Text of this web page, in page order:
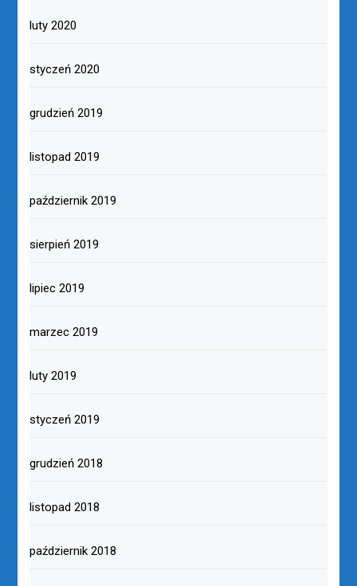
luty 2020
styczeń 2020
grudzień 2019
listopad 2019
październik 2019
sierpień 2019
lipiec 2019
marzec 2019
luty 2019
styczeń 2019
grudzień 2018
listopad 2018
październik 2018